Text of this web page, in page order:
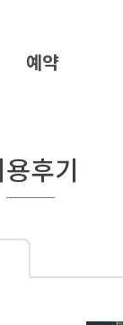
예약
후기